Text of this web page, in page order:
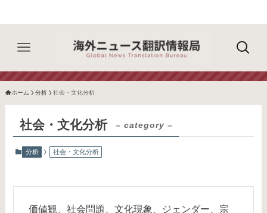
ホーム 分析 社会・文化分析
社会・文化分析 – category –
分析 社会・文化分析
価値観、社会問題、文化現象、ジェンダー、宗